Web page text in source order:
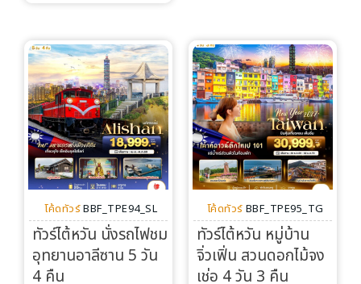
โค้ดทัวร์ BBF_TPE94_SL
ทัวร์ไต้หวัน นั่งรถไฟชม
อุทยานอาลีซาน 5 วัน
4 คืน
โค้ดทัวร์ BBF_TPE95_TG
ทัวร์ไต้หวัน หมู่บ้าน
จิ่วเฟิ่น สวนดอกไม้จง
เช่อ 4 วัน 3 คืน